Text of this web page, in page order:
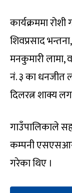
कार्यक्रममा
शिवप्रसाद
मनकुमारी लामा,
नं. ३ का धनजीत
दिलरत्न शाक्य
गाउँपालिकाले
कम्पनी
गरेका थिए ।